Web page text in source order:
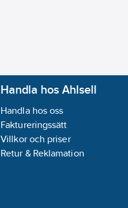
Handla hos Ahlsell
Handla hos oss
Faktureringssätt
Villkor och priser
Retur & Reklamation